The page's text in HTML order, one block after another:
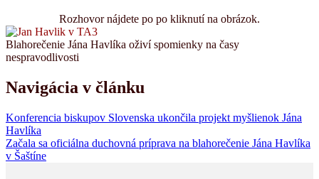
Rozhovor nájdete po po kliknutí na obrázok.
Blahorečenie Jána Havlíka oživí spomienky na časy
nespravodlivosti
Navigácia v článku
Konferencia biskupov Slovenska ukončila projekt myšlienok Jána
Havlíka
Začala sa oficiálna duchovná príprava na blahorečenie Jána Havlíka
v Šaštíne